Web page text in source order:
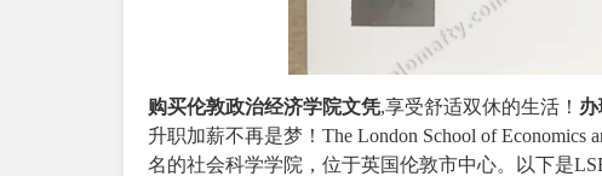
购买伦敦政治经济学院文凭,享受舒适双休的生活！
升职加薪不再是梦！The London School of Economics
名的社会科学学院，位于英国伦敦市中心。以下是